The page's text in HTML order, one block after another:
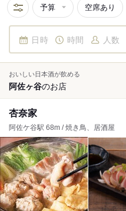
予算 空席あり
日時 時間 人数
おいしい日本酒が飲める
阿佐ヶ谷のお店
杏奈家
阿佐ケ谷駅 68m / 焼き鳥、居酒屋